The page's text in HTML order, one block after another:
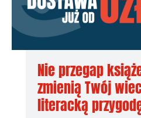
Narzędzie
Narzędzie
(116)
Narzędzia
(116)
Nie przegap
zmienią Twój
literacką